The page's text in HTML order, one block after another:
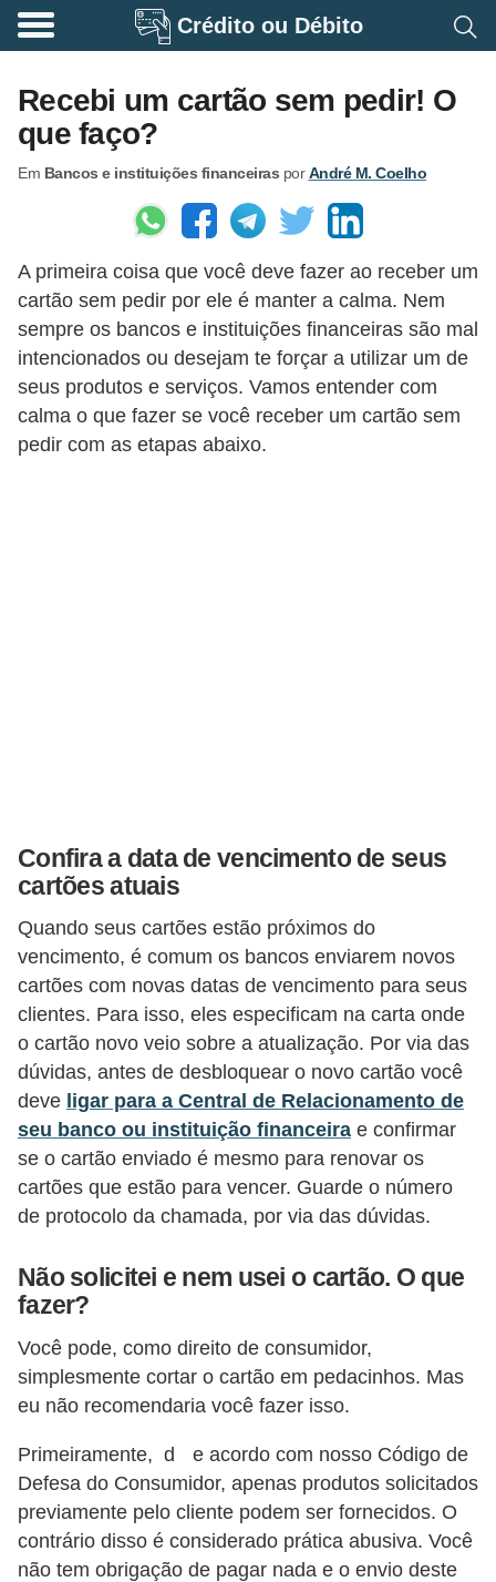
Crédito ou Débito
Recebi um cartão sem pedir! O
que faço?
Em Bancos e instituições financeiras porAndré M. Coelho
A primeira coisa que você deve fazer ao receber um
cartão sem pedir por ele é manter a calma. Nem
sempre os bancos e instituições financeiras são mal
intencionados ou desejam te forçar a utilizar um de
seus produtos e serviços. Vamos entender com
calma o que fazer se você receber um cartão sem
pedir com as etapas abaixo.
Confira a data de vencimento de seus
cartões atuais
Quando seus cartões estão próximos do
vencimento, é comum os bancos enviarem novos
cartões com novas datas de vencimento para seus
clientes. Para isso, eles especificam na carta onde
o cartão novo veio sobre a atualização. Por via das
dúvidas, antes de desbloquear o novo cartão você
deve ligar para a Central de Relacionamento de
seu banco ou instituição financeira e confirmar
se o cartão enviado é mesmo para renovar os
cartões que estão para vencer. Guarde o número
de protocolo da chamada, por via das dúvidas.
Não solicitei e nem usei o cartão. O que
fazer?
Você pode, como direito de consumidor,
simplesmente cortar o cartão em pedacinhos. Mas
eu não recomendaria você fazer isso.
Primeiramente, d
e acordo com nosso Código de
Defesa do Consumidor, apenas produtos solicitados
previamente pelo cliente podem ser fornecidos. O
contrário disso é considerado prática abusiva. Você
não tem obrigação de pagar nada e o envio deste
A
o
s
e
a
d
r
i
a
i
t
u
i
ç
õ
e
f
i
n
a
c
e
i
r
s
C
â
m